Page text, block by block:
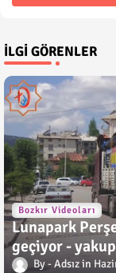
İLGI GÖRENLER
Bozkır Videoları
Lunapark
geçiyor -
Adsız